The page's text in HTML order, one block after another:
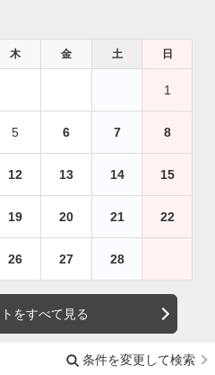
木 金 土 日
1
5 6 7 8
12 13 14 15
19 20 21 22
26 27 28
をすべて見る
条件を変更して検索